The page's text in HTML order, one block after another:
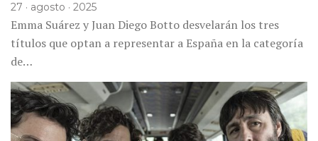
27 · agosto · 2025
Emma Suárez y Juan Diego Botto desvelarán los tres
títulos que optan a representar a España en la categoría
de…